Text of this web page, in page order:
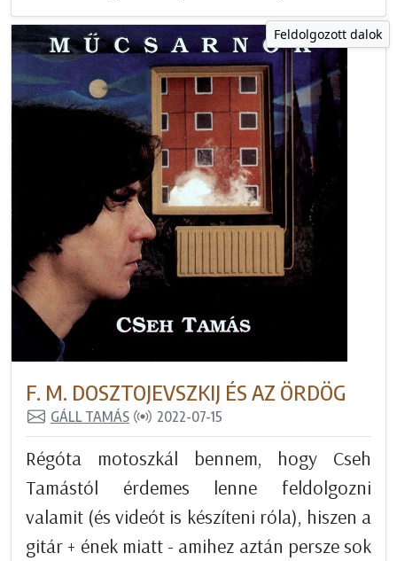
Feldolgozott dalok
F. M. DOSZTOJEVSZKIJ ÉS AZ ÖRDÖG
GÁLL TAMÁS 2022-07-15
Régóta motoszkál bennem, hogy Cseh
Tamástól érdemes lenne feldolgozni
valamit (és videót is készíteni róla), hiszen a
gitár + ének miatt - amihez aztán persze sok